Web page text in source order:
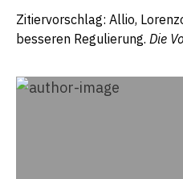
Zitiervorschlag: Allio,
besseren Regulierung. Die